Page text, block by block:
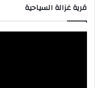
قرية غزالة السياحية